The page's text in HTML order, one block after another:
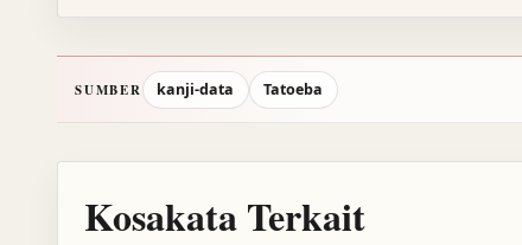
SUMBER kanji-data Tatoeba
Kosakata Terkait